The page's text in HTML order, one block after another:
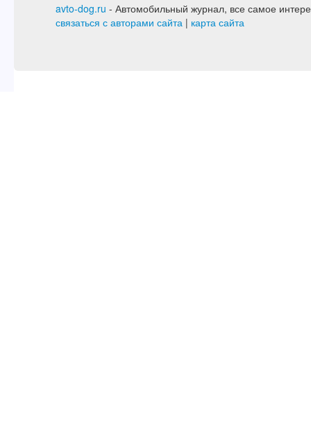
avto-dog.ru - Автомобильный журнал, все самое
связаться с авторами сайта | карта сайта